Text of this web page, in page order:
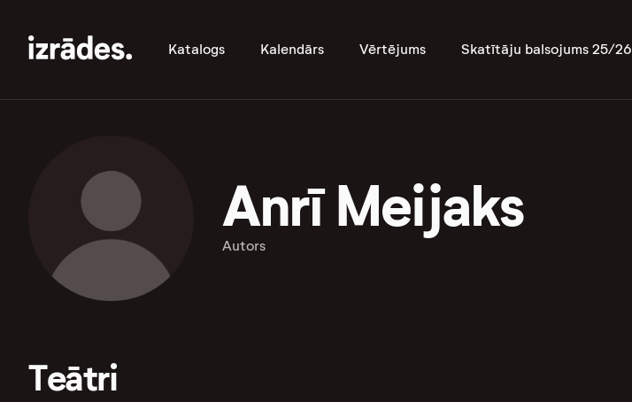
Katalogs Kalendārs Vērtējums Skatītāju balsojums 25/26
Anrī Meijaks
Autors
Teātri